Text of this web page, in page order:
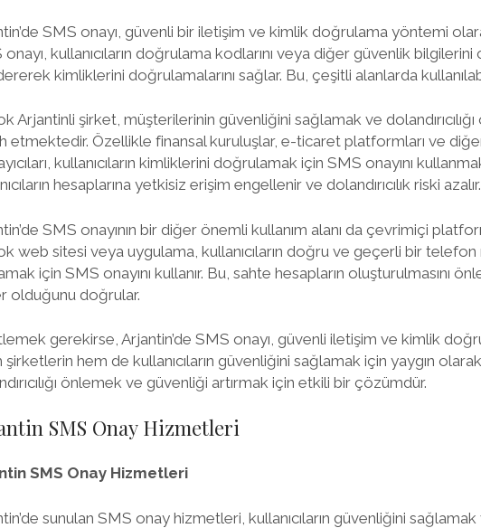
SMS onayı, güvenli bir iletişim ve kimlik doğrulama yöntemi
onayı, kullanıcıların doğrulama kodlarını veya diğer güvenlik
kimliklerini doğrulamalarını sağlar. Bu, çeşitli alanlarda
Arjantinli şirket, müşterilerinin güvenliğini sağlamak ve
etmektedir. Özellikle finansal kuruluşlar, e-ticaret platformları ve
kullanıcıların kimliklerini doğrulamak için SMS onayını
hesaplarına yetkisiz erişim engellenir ve dolandırıcılık riski azalır.
SMS onayının bir diğer önemli kullanım alanı da çevrimiçi
web sitesi veya uygulama, kullanıcıların doğru ve geçerli bir telefon
için SMS onayını kullanır. Bu, sahte hesapların oluşturulmasını
olduğunu doğrular.
gerekirse, Arjantin’de SMS onayı, güvenli iletişim ve kimlik
şirketlerin hem de kullanıcıların güvenliğini sağlamak için yaygın
önlemek ve güvenliği artırmak için etkili bir çözümdür.
SMS Onay Hizmetleri
SMS Onay Hizmetleri
sunulan SMS onay hizmetleri, kullanıcıların güvenliğini